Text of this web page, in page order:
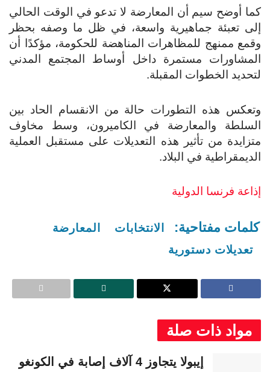
كما أوضح سيم أن المعارضة لا تدعو في الوقت الحالي
إلى تعبئة جماهيرية واسعة، في ظل ما وصفه بحظر
وقمع ممنهج للمظاهرات المناهضة للحكومة، مؤكدًا أن
المشاورات مستمرة داخل أوساط المجتمع المدني
لتحديد الخطوات المقبلة.
وتعكس هذه التطورات حالة من الانقسام الحاد بين
السلطة والمعارضة في الكاميرون، وسط مخاوف
متزايدة من تأثير هذه التعديلات على مستقبل العملية
الديمقراطية في البلاد.
إذاعة فرنسا الدولية
كلمات مفتاحية: الانتخابات
المعارضة
تعديلات دستورية
مواد ذات صلة
إيبولا يتجاوز 4 آلاف إصابة في الكونغو